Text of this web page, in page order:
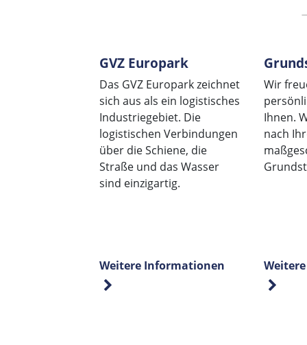
GVZ Europark
Das GVZ Europark zeichnet
sich aus als ein logistisches
Industriegebiet. Die
logistischen Verbindungen
über die Schiene, die
Straße und das Wasser
sind einzigartig.
Weitere Informationen
Wir
Ihnen.
nach